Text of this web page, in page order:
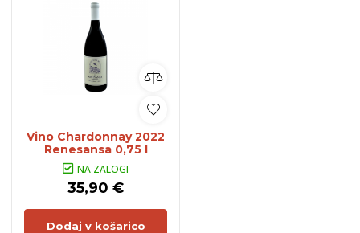
Vino Chardonnay 2022
Renesansa 0,75 l
NA ZALOGI
35,90 €
Dodaj v košarico